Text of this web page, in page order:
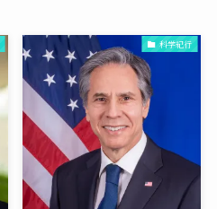
科学紀行